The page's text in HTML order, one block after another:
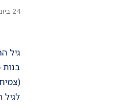
24 ביוני, 2026
גיל
בנות